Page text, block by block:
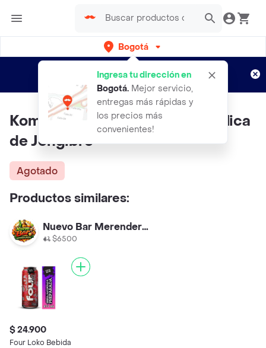
Bogotá
Ingresa tu dirección en
Bogotá. Mejor servicio,
entregas más rápidas y
los precios más
convenientes!
envíos gratis por semanas
Aplican TyC
Kombuchas Dar Bebida Alcohólica
de Jengibre
Agotado
Productos similares:
Nuevo Bar Merendero Paisa
$6500
$ 24.900
Four Loko Bebida